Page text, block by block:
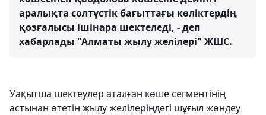
аралықта солтүстік бағыттағы көліктердің
қозғалысы ішінара шектеледі, - деп
хабарлады "Алматы жылу желілері" ЖШС.
Уақытша шектеулер аталған көше сегментінің
астынан өтетін жылу желілеріндегі шұғыл жөндеу